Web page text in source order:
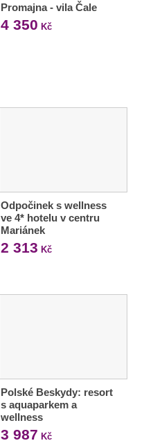
Promajna - vila Čale
4 350 Kč
Odpočinek s wellness
ve 4* hotelu v centru
Mariánek
2 313 Kč
Polské Beskydy: resort
s aquaparkem a
wellness
3 987 Kč